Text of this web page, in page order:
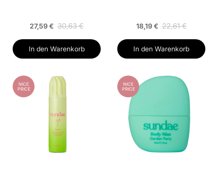
27,59 € 30,63 €
In den Warenkorb
18,19 € 22,61 €
In den Warenkorb
NICE
PRICE
NICE
PRICE